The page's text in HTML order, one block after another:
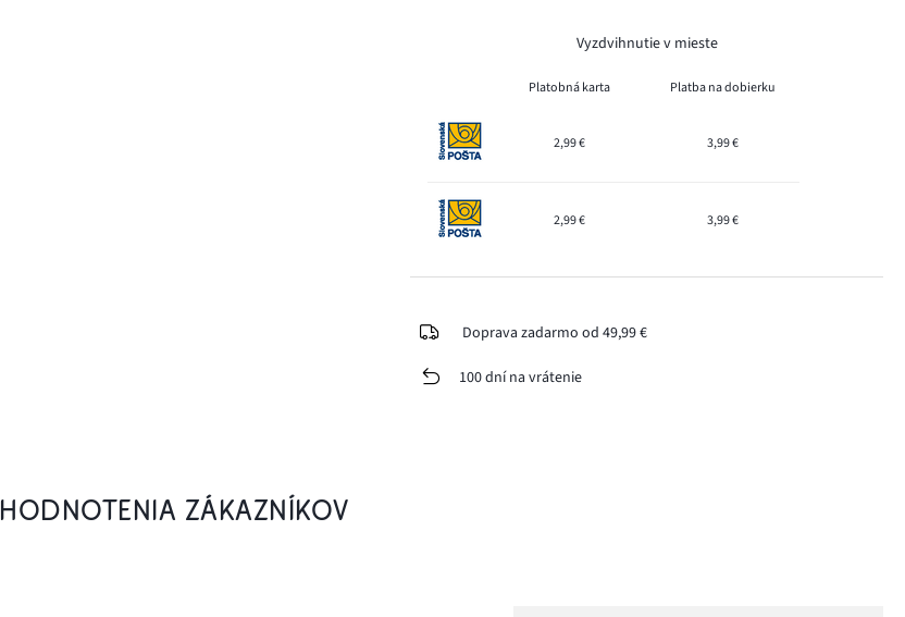
Vyzdvihnutie v mieste
Platobná karta Platba na dobierku
2,99 € 3,99 €
2,99 € 3,99 €
Doprava zadarmo od 49,99 €
100 dní na vrátenie
HODNOTENIA ZÁKAZNÍKOV